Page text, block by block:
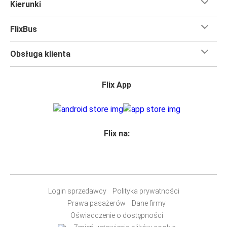
, więc
nawet jeśli wybierasz się w długą podróż, nie musisz się
Wszyscy podróżujący z biletamimają zagwarantowane
wybrać specjalne miejsce, możesz zrobić to podczas
miejsce ze stolikiem, panoramę lub dodatkowe, puste
Kierunki
FlixBus
Obsługa klienta
Flix App
Flix na:
Login sprzedawcy
Polityka prywatności
Prawa pasażerów
Dane firmy
Oświadczenie o dostępności